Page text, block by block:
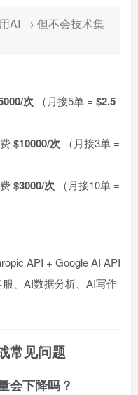
AI → 但不会技术集
次 （月接5单 = $2.5
$10000/次 （月接3单 =
$3000/次 （月接10单 =
API + Google AI API
服、AI数据分析、AI写作
常见问题
会下降吗？